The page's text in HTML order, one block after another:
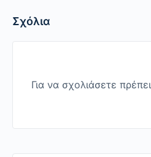
Σχόλια
Για να σχολιάσετε